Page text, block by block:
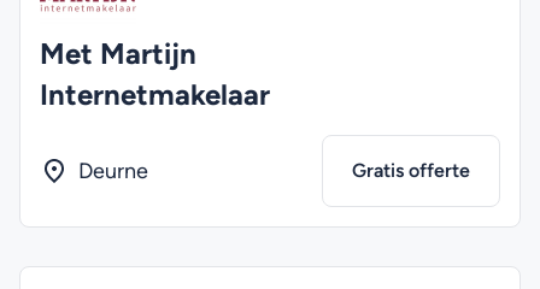
Met Martijn
Internetmakelaar
Deurne Gratis offerte